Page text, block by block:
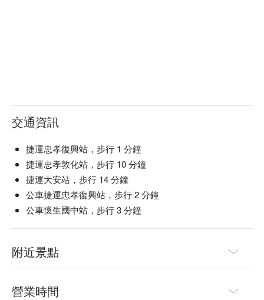
交通資訊
捷運忠孝復興站，步行 1 分鐘
捷運忠孝敦化站，步行 10 分鐘
捷運大安站，步行 14 分鐘
公車捷運忠孝復興站，步行 2 分鐘
公車懷生國中站，步行 3 分鐘
附近景點
營業時間